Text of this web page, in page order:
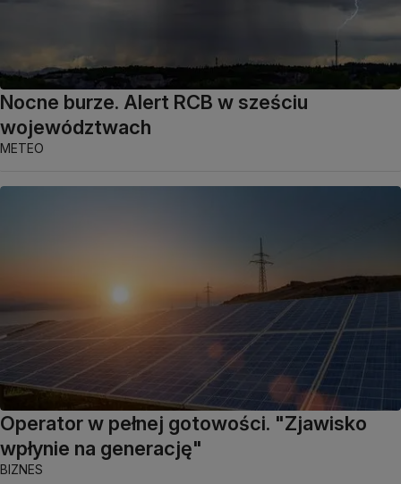
Nocne burze. Alert RCB w sześciu
województwach
METEO
Operator w pełnej gotowości. "Zjawisko
wpłynie na generację"
BIZNES